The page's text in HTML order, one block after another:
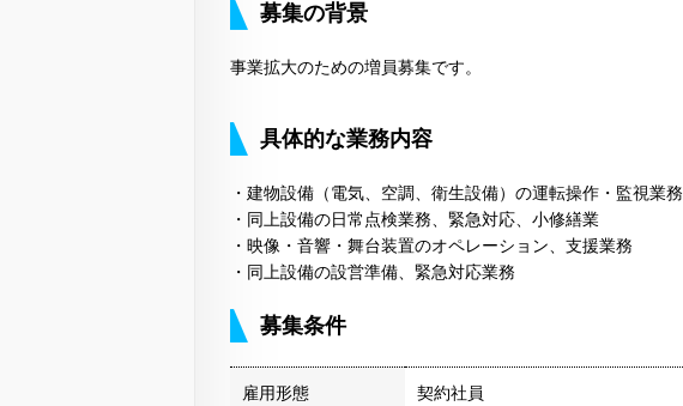
募集の背景
事業拡大のための増員募集です。
具体的な業務内容
・建物設備（電気、空調、衛生設備）の運転操作・監視業務
・同上設備の日常点検業務、緊急対応、小修繕業
・映像・音響・舞台装置のオペレーション、支援業務
・同上設備の設営準備、緊急対応業務
募集条件
雇用形態 契約社員